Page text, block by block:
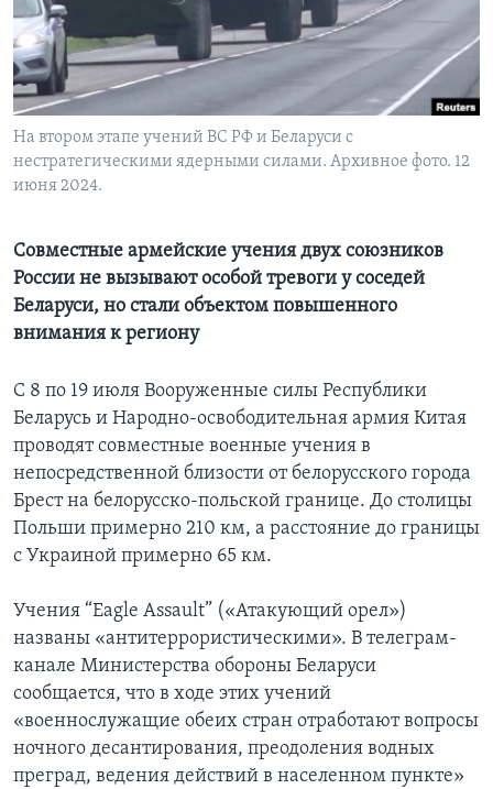
Learning English
СОЦИАЛЬНЫЕ СЕТИ
На втором этапе учений ВС РФ и Беларуси с
нестратегическими ядерными силами. Архивное фото. 12
июня 2024.
Совместные армейские учения двух союзников
России не вызывают особой тревоги у соседей
Беларуси, но стали объектом повышенного
внимания к региону
С 8 по 19 июля Вооруженные силы Республики
Беларусь и Народно-освободительная армия Китая
проводят совместные военные учения в
непосредственной близости от белорусского города
Брест на белорусско-польской границе. До столицы
Польши примерно 210 км, а расстояние до границы
с Украиной примерно 65 км.
Учения “Eagle Assault” («Атакующий орел»)
названы «антитеррористическими». В телеграм-
канале Министерства обороны Беларуси
сообщается, что в ходе этих учений
«военнослужащие обеих стран отработают вопросы
ночного десантирования, преодоления водных
преград, ведения действий в населенном пункте»